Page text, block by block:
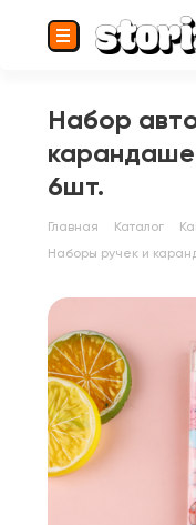
Набор
6шт.
Главная Каталог
Наборы ручек и